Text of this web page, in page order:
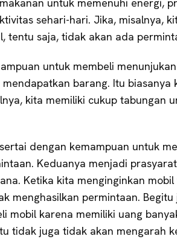
untuk memenuhi energi,
sehari-hari. Jika, misalnya,
tentu saja, tidak akan ada
untuk membeli
barang. Itu biasanya
kita memiliki cukup tabungan
dengan kemampuan untuk
Keduanya menjadi
Ketika kita menginginkan
menghasilkan permintaan. Begitu
mobil karena memiliki uang
tidak juga tidak akan mengarah